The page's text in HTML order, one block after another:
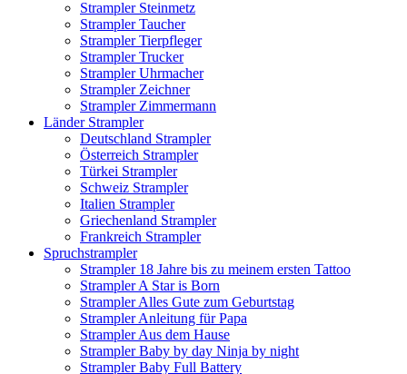
Strampler Steinmetz
Strampler Taucher
Strampler Tierpfleger
Strampler Trucker
Strampler Uhrmacher
Strampler Zeichner
Strampler Zimmermann
Länder Strampler
Deutschland Strampler
Österreich Strampler
Türkei Strampler
Schweiz Strampler
Italien Strampler
Griechenland Strampler
Frankreich Strampler
Spruchstrampler
Strampler 18 Jahre bis zu meinem ersten Tattoo
Strampler A Star is Born
Strampler Alles Gute zum Geburtstag
Strampler Anleitung für Papa
Strampler Aus dem Hause
Strampler Baby by day Ninja by night
Strampler Baby Full Battery